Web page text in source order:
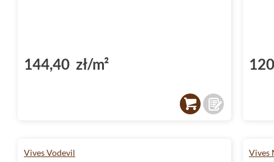
144,40 zł/m²
Vives Vodevil Vives